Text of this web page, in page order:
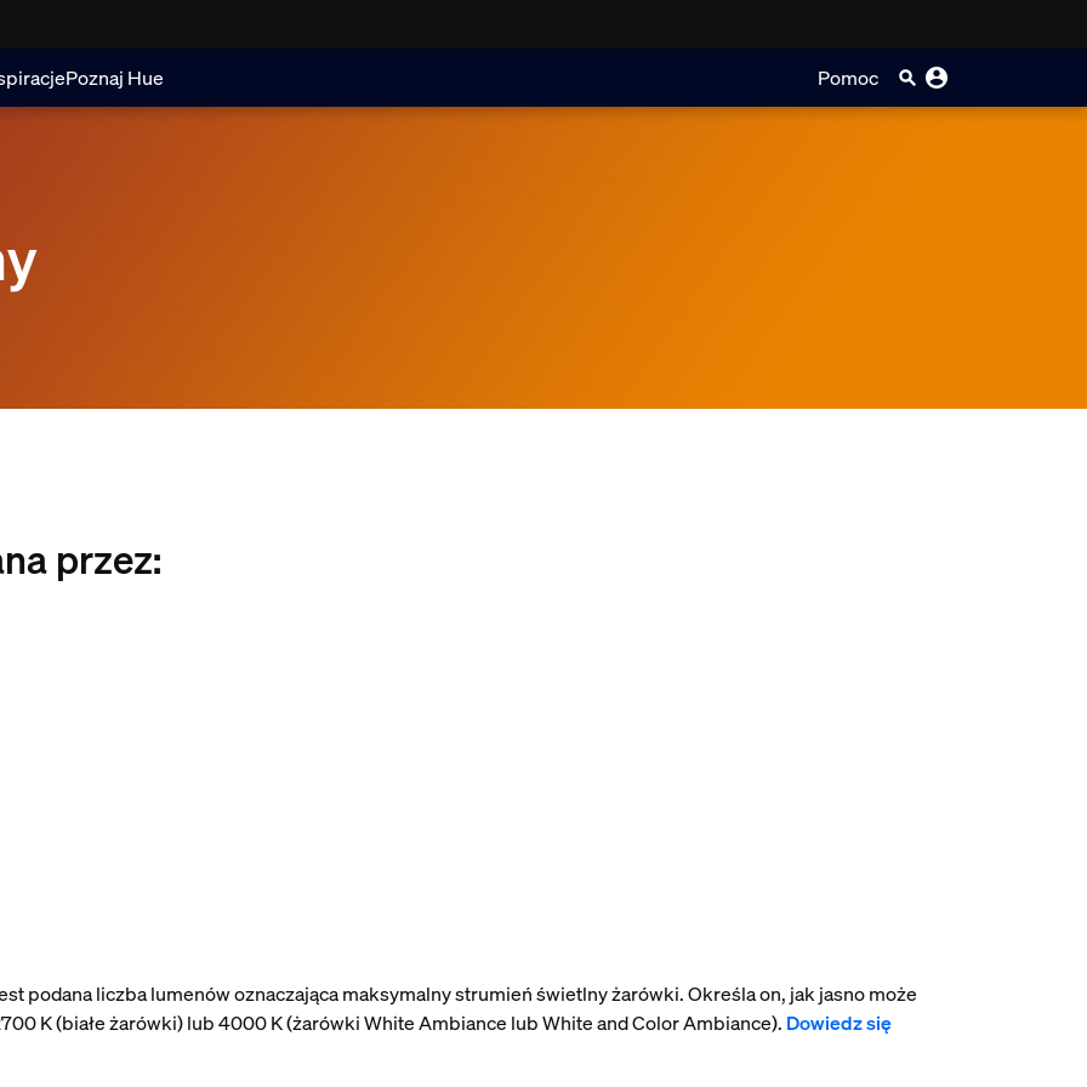
Poznaj Hue Pomoc
przez:
podana liczba lumenów oznaczająca maksymalny strumień świetlny żarówki. Określa on, jak jasno może
K (białe żarówki) lub 4000 K (żarówki White Ambiance lub White and Color Ambiance). Dowiedz się